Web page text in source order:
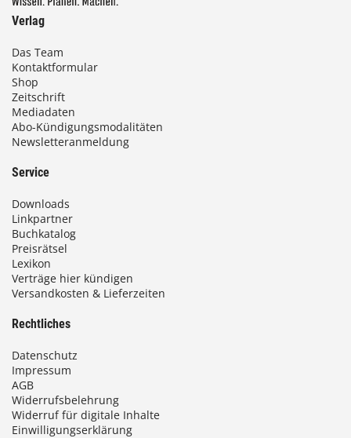
Verlag
Das Team
Kontaktformular
Shop
Zeitschrift
Mediadaten
Abo-Kündigungsmodalitäten
Newsletteranmeldung
Service
Downloads
Linkpartner
Buchkatalog
Preisrätsel
Lexikon
Verträge hier kündigen
Versandkosten & Lieferzeiten
Rechtliches
Datenschutz
Impressum
AGB
Widerrufsbelehrung
Widerruf für digitale Inhalte
Einwilligungserklärung